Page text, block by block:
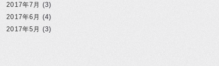
2017年7月 (3)
2017年6月 (4)
2017年5月 (3)